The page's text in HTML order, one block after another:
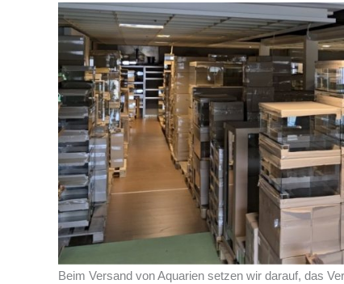
Beim Versand von Aquarien setzen wir darauf, das